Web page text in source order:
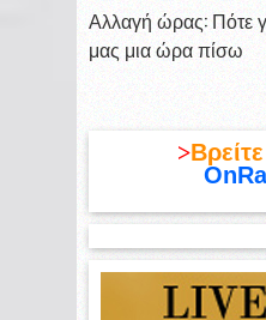
Αλλαγή ώρας: Πότε
μας μια ώρα πίσω
>